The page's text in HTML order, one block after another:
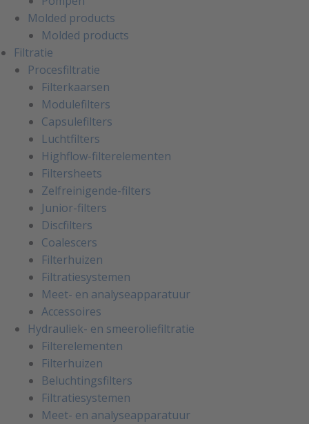
Molded products
Molded products
Filtratie
Procesfiltratie
Filterkaarsen
Modulefilters
Capsulefilters
Luchtfilters
Highflow-filterelementen
Filtersheets
Zelfreinigende-filters
Junior-filters
Discfilters
Coalescers
Filterhuizen
Filtratiesystemen
Meet- en analyseapparatuur
Accessoires
Hydrauliek- en smeeroliefiltratie
Filterelementen
Filterhuizen
Beluchtingsfilters
Filtratiesystemen
Meet- en analyseapparatuur